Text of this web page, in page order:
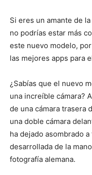
Si eres un amante de
no podrías estar más
este nuevo modelo,
las mejores apps para
¿Sabías que el nuevo
una increíble cámara?
de una cámara trasera
una doble cámara
ha dejado asombrado
desarrollada de la
fotografía alemana.